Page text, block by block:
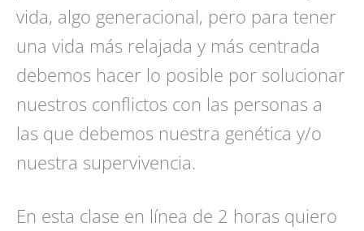
vida, algo generacional, pero para tener
una vida más relajada y más centrada
debemos hacer lo posible por solucionar
nuestros conflictos con las personas a
las que debemos nuestra genética y/o
nuestra supervivencia.
En esta clase en línea de 2 horas quiero